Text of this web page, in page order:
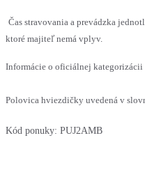
Čas stravovania a prevádzka
ktoré majiteľ nemá vplyv.
Informácie o oficiálnej kategorizácii
Polovica hviezdičky uvedená v
Kód ponuky: PUJ2AMB